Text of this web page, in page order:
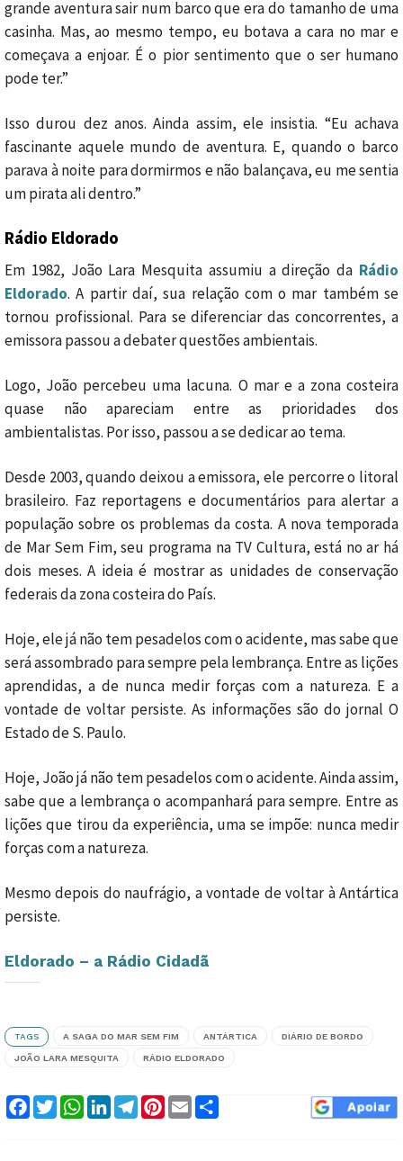
grande aventura sair num barco que era do tamanho de uma
casinha. Mas, ao mesmo tempo, eu botava a cara no mar e
começava a enjoar. É o pior sentimento que o ser humano
pode ter.”
Isso durou dez anos. Ainda assim, ele insistia. “Eu achava
fascinante aquele mundo de aventura. E, quando o barco
parava à noite para dormirmos e não balançava, eu me sentia
um pirata ali dentro.”
Rádio Eldorado
Em 1982, João Lara Mesquita assumiu a direção da Rádio
Eldorado. A partir daí, sua relação com o mar também se
tornou profissional. Para se diferenciar das concorrentes, a
emissora passou a debater questões ambientais.
Logo, João percebeu uma lacuna. O mar e a zona costeira
quase não apareciam entre as prioridades dos
ambientalistas. Por isso, passou a se dedicar ao tema.
Desde 2003, quando deixou a emissora, ele percorre o litoral
brasileiro. Faz reportagens e documentários para alertar a
população sobre os problemas da costa. A nova temporada
de Mar Sem Fim, seu programa na TV Cultura, está no ar há
dois meses. A ideia é mostrar as unidades de conservação
federais da zona costeira do País.
Hoje, ele já não tem pesadelos com o acidente, mas sabe que
será assombrado para sempre pela lembrança. Entre as lições
aprendidas, a de nunca medir forças com a natureza. E a
vontade de voltar persiste. As informações são do jornal O
Estado de S. Paulo.
Hoje, João já não tem pesadelos com o acidente. Ainda assim,
sabe que a lembrança o acompanhará para sempre. Entre as
lições que tirou da experiência, uma se impõe: nunca medir
forças com a natureza.
Mesmo depois do naufrágio, a vontade de voltar à Antártica
persiste.
Eldorado – a Rádio Cidadã
TAGS A SAGA DO MAR SEM FIM ANTÁRTICA DIÁRIO DE BORDO
JOÃO LARA MESQUITA RÁDIO ELDORADO
Facebook
TwitterWhatsApp
LinkedInTelegram
Pinterest
Email